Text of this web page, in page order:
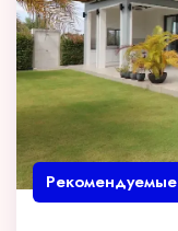
Рекомендуемые